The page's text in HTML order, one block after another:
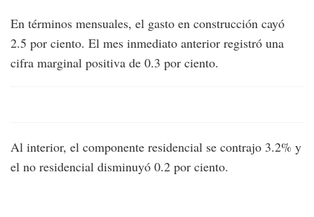
En términos mensuales, el gasto en construcción cayó
2.5 por ciento. El mes inmediato anterior registró una
cifra marginal positiva de 0.3 por ciento.
Al interior, el componente residencial se contrajo 3.2% y
el no residencial disminuyó 0.2 por ciento.